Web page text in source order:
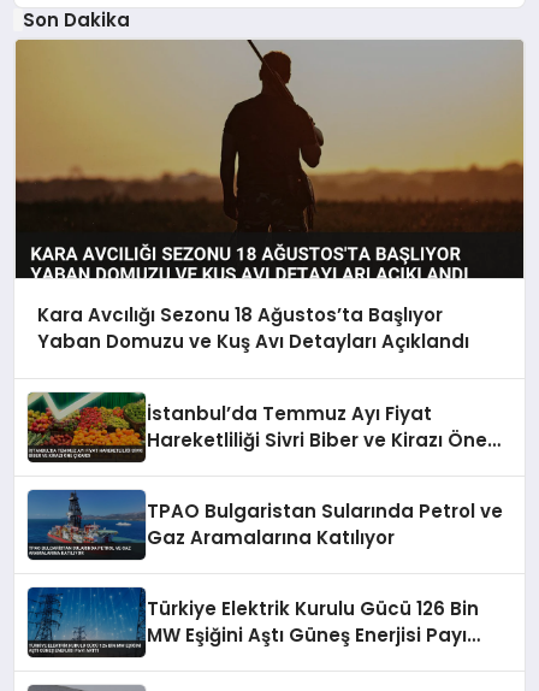
Son Dakika
Kara Avcılığı Sezonu 18 Ağustos’ta Başlıyor
Yaban Domuzu ve Kuş Avı Detayları Açıklandı
İstanbul’da Temmuz Ayı Fiyat
Hareketliliği Sivri Biber ve Kirazı Öne
TPAO Bulgaristan Sularında Petrol ve
Gaz Aramalarına Katılıyor
Türkiye Elektrik Kurulu Gücü 126 Bin
MW Eşiğini Aştı Güneş Enerjisi Payı